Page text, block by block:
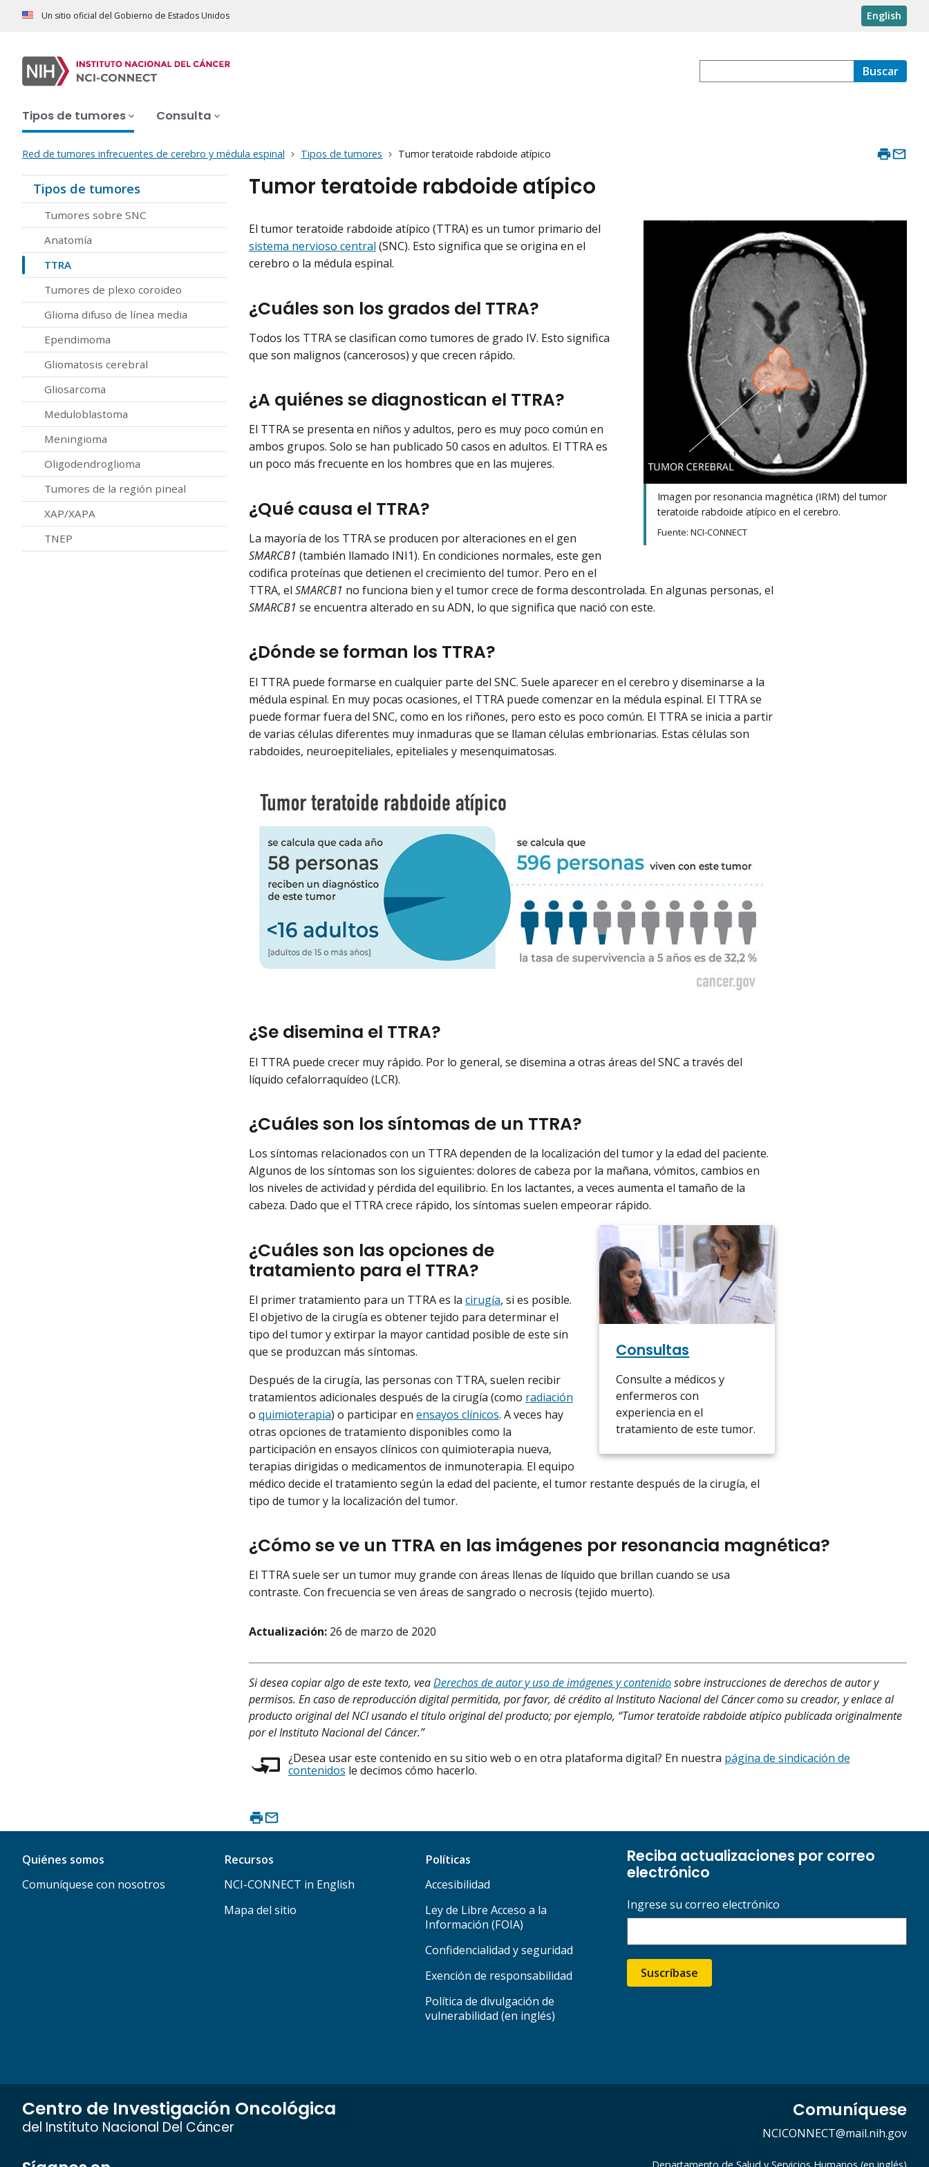
Un sitio oficial del Gobierno de Estados Unidos English
Buscar
Tipos de tumores Consulta
Red de tumores infrecuentes de cerebro y médula espinal Tipos de tumores Tumor teratoide rabdoide atípico
Tipos de tumores
Tumores sobre SNC
Anatomía
TTRA
Tumores de plexo coroideo
Glioma difuso de línea media
Ependimoma
Gliomatosis cerebral
Gliosarcoma
Meduloblastoma
Meningioma
Oligodendroglioma
Tumores de la región pineal
XAP/XAPA
TNEP
Tumor teratoide rabdoide atípico
Imagen por resonancia magnética (IRM) del tumor
teratoide rabdoide atípico en el cerebro.
Fuente: NCI-CONNECT
El tumor teratoide rabdoide atípico (TTRA) es un tumor primario del
sistema nervioso central(SNC). Esto significa que se origina en el
cerebro o la médula espinal.
¿Cuáles son los grados del TTRA?
Todos los TTRA se clasifican como tumores de grado IV. Esto significa
que son malignos (cancerosos) y que crecen rápido.
¿A quiénes se diagnostican el TTRA?
El TTRA se presenta en niños y adultos, pero es muy poco común en
ambos grupos. Solo se han publicado 50 casos en adultos. El TTRA es
un poco más frecuente en los hombres que en las mujeres.
¿Qué causa el TTRA?
La mayoría de los TTRA se producen por alteraciones en el gen
SMARCB1 (también llamado INI1). En condiciones normales, este gen
codifica proteínas que detienen el crecimiento del tumor. Pero en el
TTRA, el SMARCB1 no funciona bien y el tumor crece de forma descontrolada. En algunas personas, el
SMARCB1 se encuentra alterado en su ADN, lo que significa que nació con este.
¿Dónde se forman los TTRA?
El TTRA puede formarse en cualquier parte del SNC. Suele aparecer en el cerebro y diseminarse a la
médula espinal. En muy pocas ocasiones, el TTRA puede comenzar en la médula espinal. El TTRA se
puede formar fuera del SNC, como en los riñones, pero esto es poco común. El TTRA se inicia a partir
de varias células diferentes muy inmaduras que se llaman células embrionarias. Estas células son
rabdoides, neuroepiteliales, epiteliales y mesenquimatosas.
¿Se disemina el TTRA?
El TTRA puede crecer muy rápido. Por lo general, se disemina a otras áreas del SNC a través del
líquido cefalorraquídeo (LCR).
¿Cuáles son los síntomas de un TTRA?
Los síntomas relacionados con un TTRA dependen de la localización del tumor y la edad del paciente.
Algunos de los síntomas son los siguientes: dolores de cabeza por la mañana, vómitos, cambios en
los niveles de actividad y pérdida del equilibrio. En los lactantes, a veces aumenta el tamaño de la
cabeza. Dado que el TTRA crece rápido, los síntomas suelen empeorar rápido.
Consultas
Consulte a médicos y
enfermeros con
experiencia en el
tratamiento de este tumor.
¿Cuáles son las opciones de
tratamiento para el TTRA?
El primer tratamiento para un TTRA es la cirugía, si es posible.
El objetivo de la cirugía es obtener tejido para determinar el
tipo del tumor y extirpar la mayor cantidad posible de este sin
que se produzcan más síntomas.
Después de la cirugía, las personas con TTRA, suelen recibir
tratamientos adicionales después de la cirugía (como radiación
o quimioterapia) o participar en ensayos clínicos. A veces hay
otras opciones de tratamiento disponibles como la
participación en ensayos clínicos con quimioterapia nueva,
terapias dirigidas o medicamentos de inmunoterapia. El equipo
médico decide el tratamiento según la edad del paciente, el tumor restante después de la cirugía, el
tipo de tumor y la localización del tumor.
¿Cómo se ve un TTRA en las imágenes por resonancia magnética?
El TTRA suele ser un tumor muy grande con áreas llenas de líquido que brillan cuando se usa
contraste. Con frecuencia se ven áreas de sangrado o necrosis (tejido muerto).
Actualización: 26 de marzo de 2020
Si desea copiar algo de este texto, veaDerechos de autor y uso de imágenes y contenidosobre instrucciones de derechos de autor y
permisos. En caso de reproducción digital permitida, por favor, dé crédito al Instituto Nacional del Cáncer como su creador, y enlace al
producto original del NCI usando el título original del producto; por ejemplo, “Tumor teratoide rabdoide atípico publicada originalmente
por el Instituto Nacional del Cáncer.”
¿Desea usar este contenido en su sitio web o en otra plataforma digital? En nuestra página de sindicación de
contenidos le decimos cómo hacerlo.
Quiénes somos
Comuníquese con nosotros
Recursos
NCI-CONNECT in English
Mapa del sitio
Políticas
Accesibilidad
Ley de Libre Acceso a la
Información (FOIA)
Confidencialidad y seguridad
Exención de responsabilidad
Política de divulgación de
vulnerabilidad (en inglés)
Reciba actualizaciones por correo
electrónico
Ingrese su correo electrónico
Suscríbase
Centro de Investigación Oncológica
del Instituto Nacional Del Cáncer
Comuníquese
NCICONNECT@mail.nih.gov